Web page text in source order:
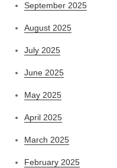
September 2025
August 2025
July 2025
June 2025
May 2025
April 2025
March 2025
February 2025